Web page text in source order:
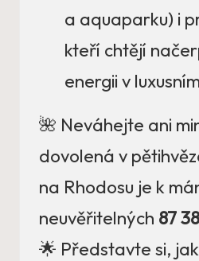
a aquaparku) i
kteří chtějí
energii v
🌺 Neváhejte ani
dovolená v
na Rhodosu je k
neuvěřitelných 87
🌟 Představte si,